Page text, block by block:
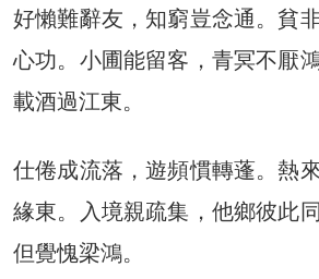
好懶難辭友，知窮豈念通。貧
心功。小圃能留客，青冥不厭
載酒過江東。
仕倦成流落，遊頻慣轉蓬。熱
緣東。入境親疏集，他鄉彼此
但覺愧梁鴻。